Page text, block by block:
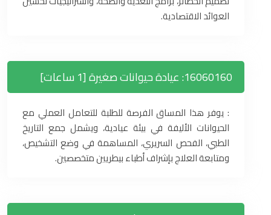
العوائد الاقتصادية.
16060160: عيادة حيوانات صغيرة [1 ساعات]
: يوفر هذا المساق الفرصة للطلبة للتعامل العملي مع
الحيوانات الأليفة في بيئة عيادية، ويشمل جمع التاريخ
الطبي، الفحص السريري، المساهمة في وضع التشخيص،
ومتابعة العلاج بإشراف أطباء بيطريين متخصصين.